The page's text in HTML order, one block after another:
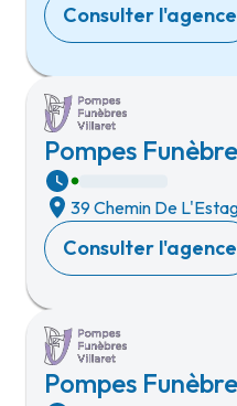
Consulter l'agence
Pompes
39 Chemin De
Consulter l'agence
Pompes